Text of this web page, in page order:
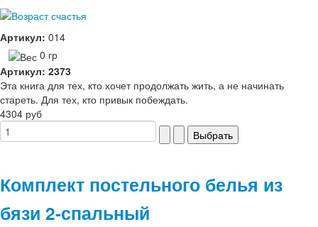
Артикул: 014
0 гр
Артикул: 2373
Эта книга для тех, кто хочет продолжать жить, а не начинать
стареть. Для тех, кто привык побеждать.
4304 руб
Комплект постельного белья из
бязи 2-спальный